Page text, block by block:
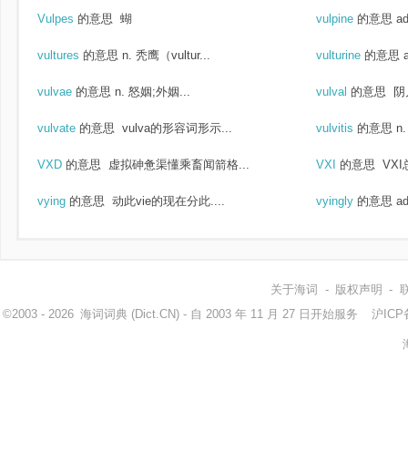
Vulpes 的意思 蝴 vulpine 的意思
vultures 的意思 n. 秃鹰（vultur... vulturine 的意思
vulvae 的意思 n. 怒姻;外姻... vulval 的意思
vulvate 的意思 vulva的形容词形示... vulvitis 的意思
VXD 的意思 虚拟砷惫渠懂乘畜闻箭格... VXI 的意思 VXI
vying 的意思 动此vie的现在分此.... vyingly 的意思
关于海词 - 版权声明 -
©2003 - 2026 海词词典 (Dict.CN) - 自 2003 年 11 月 27 日开始服务 沪ICP